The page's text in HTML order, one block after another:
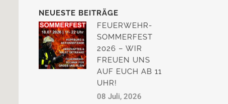
NEUESTE BEITRÄGE
FEUERWEHR-
SOMMERFEST
2026 – WIR
FREUEN UNS
AUF EUCH AB 11
UHR!
08 Juli, 2026